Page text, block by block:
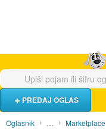
PREDAJ OGLAS
Oglasnik … Marketplace